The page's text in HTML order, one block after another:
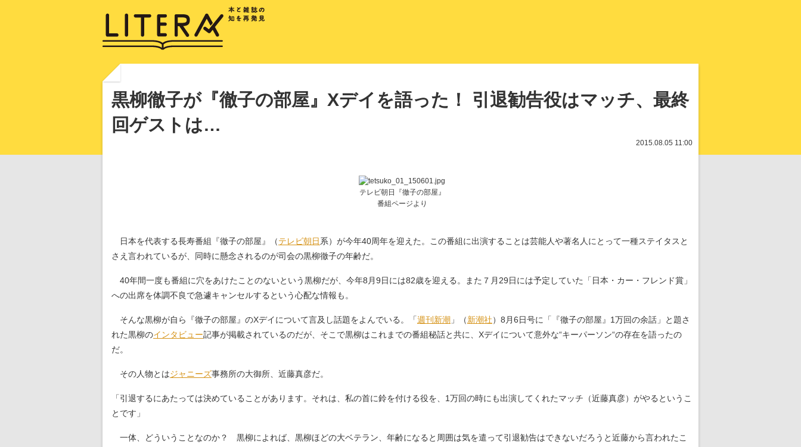
黒柳徹子が『徹子の部屋』Xデイを語った！ 引退勧告役はマッチ、最終
回ゲストは…
2015.08.05 11:00
テレビ朝日『徹子の部屋』
番組ページより
日本を代表する長寿番組『徹子の部屋』（テレビ朝日系）が今年40周年を迎えた。この番組に出演することは芸能人や著名人にとって一種ステイタスと
さえ言われているが、同時に懸念されるのが司会の黒柳徹子の年齢だ。
40年間一度も番組に穴をあけたことのないという黒柳だが、今年8月9日には82歳を迎える。また７月29日には予定していた「日本・カー・フレンド賞」
への出席を体調不良で急遽キャンセルするという心配な情報も。
そんな黒柳が自ら『徹子の部屋』のXデイについて言及し話題をよんでいる。「週刊新潮 」（新潮社）8月6日号に「『徹子の部屋』1万回の余話」と題さ
れた黒柳のインタビュー記事が掲載されているのだが、そこで黒柳はこれまでの番組秘話と共に、Xデイについて意外な“キーパーソン“の存在を語ったの
だ。
その人物とはジャニーズ事務所の大御所、近藤真彦だ。
「引退するにあたっては決めていることがあります。それは、私の首に鈴を付ける役を、1万回の時にも出演してくれたマッチ（近藤真彦）がやるというこ
とです」
一体、どういうことなのか？ 黒柳によれば、黒柳ほどの大ベテラン、年齢になると周囲は気を遣って引退勧告はできないだろうと近藤から言われたこ